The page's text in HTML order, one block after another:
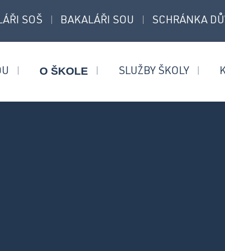
O ŠKOLE SLUŽBY ŠKOLY
SOŠ BAKALÁŘI SOU SCHRÁNKA